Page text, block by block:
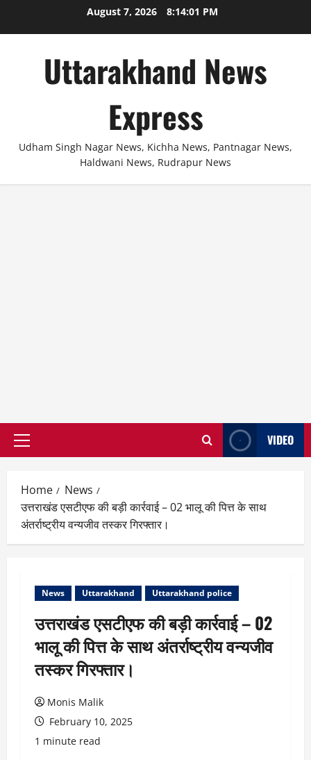
August 7, 2026 8:14:01 PM
Uttarakhand News
Express
Udham Singh Nagar News, Kichha News, Pantnagar News,
Haldwani News, Rudrapur News
Primary
VIDEO
Home
News
उत्तराखंड एसटीएफ की बड़ी कार्रवाई – 02 भालू की पित्त के साथ
अंतर्राष्ट्रीय वन्यजीव तस्कर गिरफ्तार।
News Uttarakhand Uttarakhand police
उत्तराखंड एसटीएफ की बड़ी कार्रवाई – 02
भालू की पित्त के साथ अंतर्राष्ट्रीय वन्यजीव
तस्कर गिरफ्तार।
Monis Malik
February 10, 2025
1 minute read